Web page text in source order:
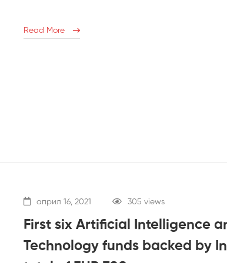
Read More
април 16, 2021 305 views
First six Artificial Intelligence
Technology funds backed by